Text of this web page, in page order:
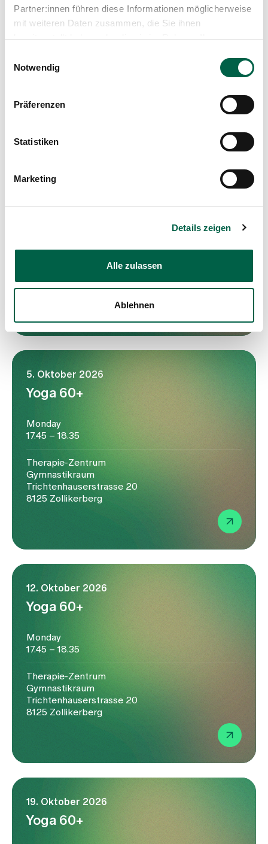
Partner:innen führen diese Informationen möglicherweise
mit weiteren Daten zusammen, die Sie ihnen
bereitgestellt haben oder die sie im Rahmen Ihrer
Notwendig
Präferenzen
Statistiken
Marketing
Details zeigen
Alle zulassen
Ablehnen
17.45 – 18.35
8125 Zollikerberg
Yoga 60+
Monday
Therapie-Zentrum
8125 Zollikerberg
5. Oktober 2026
Yoga 60+
Monday
17.45 – 18.35
Therapie-Zentrum
Gymnastikraum
Trichtenhauserstrasse 20
8125 Zollikerberg
12. Oktober 2026
Yoga 60+
Monday
17.45 – 18.35
Therapie-Zentrum
Gymnastikraum
Trichtenhauserstrasse 20
8125 Zollikerberg
19. Oktober 2026
Yoga 60+